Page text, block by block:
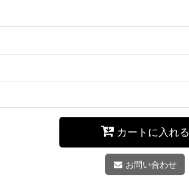
カートに入れる
お問い合わせ